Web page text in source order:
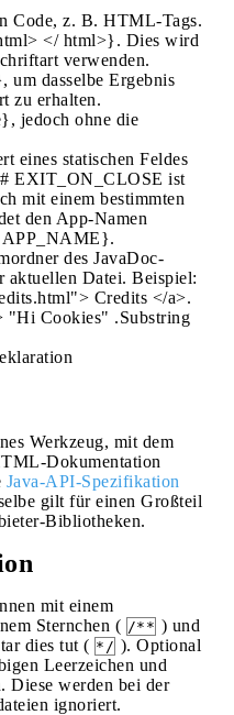
Code, z. B. HTML-Tags.
</ html>}. Dies wird
verwenden.
dasselbe Ergebnis
zu erhalten.
jedoch ohne die
eines statischen Feldes
EXIT_ON_CLOSE ist
mit einem bestimmten
den App-Namen
APP_NAME}.
des JavaDoc-
Datei. Beispiel:
Credits </a>.
"Hi Cookies" .Substring
Werkzeug, mit dem
Dokumentation
Java-API-Spezifikation
gilt für einen Großteil
Bibliotheken.
mit einem
Sternchen ( /** ) und
dies tut ( */ ). Optional
Leerzeichen und
Diese werden bei der
ignoriert.